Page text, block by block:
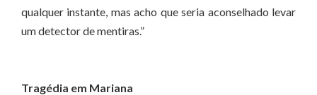
qualquer instante, mas acho que seria aconselhado levar
um detector de mentiras.”
Tragédia em Mariana